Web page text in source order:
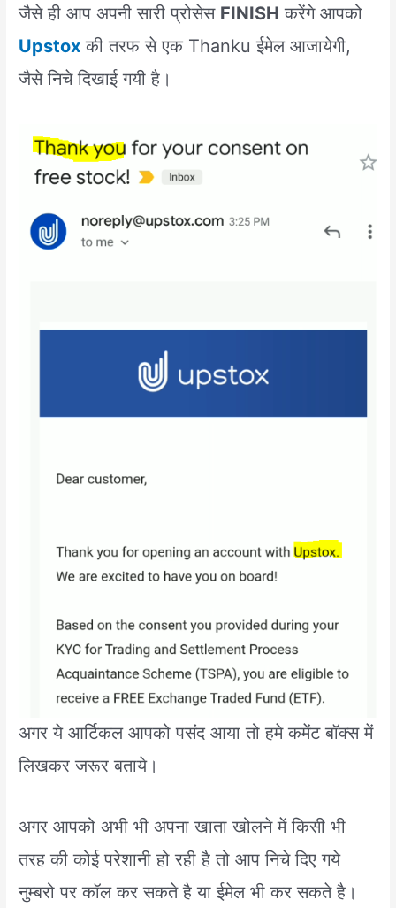
जैसे ही आप अपनी सारी प्रोसेस FINISH करेंगे आपको
Upstox की तरफ से एक Thanku ईमेल आजायेगी,
जैसे निचे दिखाई गयी है।
अगर ये आर्टिकल आपको पसंद आया तो हमे कमेंट बॉक्स में
लिखकर जरूर बताये।
अगर आपको अभी भी अपना खाता खोलने में किसी भी
तरह की कोई परेशानी हो रही है तो आप निचे दिए गये
नुम्बरो पर कॉल कर सकते है या ईमेल भी कर सकते है।